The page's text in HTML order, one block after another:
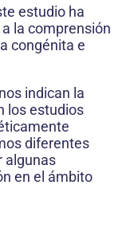
estudio ha
la comprensión
congénita e
indican la
los estudios
diferentes
algunas
en el ámbito